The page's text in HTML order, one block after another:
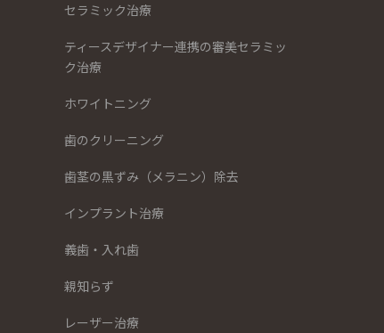
セラミック治療
ティースデザイナー連携の審美セラミッ
ク治療
ホワイトニング
歯のクリーニング
歯茎の黒ずみ（メラニン）除去
インプラント治療
義歯・入れ歯
親知らず
レーザー治療